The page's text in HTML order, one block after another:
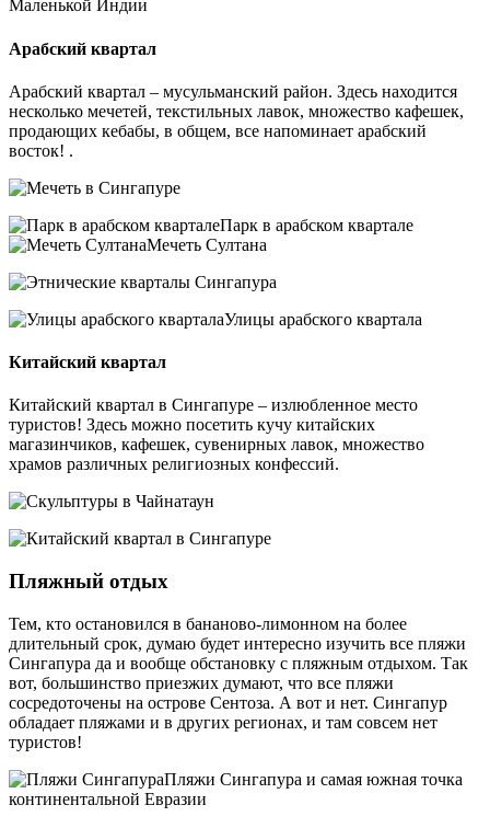
Маленькой Индии
Арабский квартал
Арабский квартал – мусульманский район. Здесь находится
несколько мечетей, текстильных лавок, множество кафешек,
продающих кебабы, в общем, все напоминает арабский
восток! .
Парк в арабском квартале
Мечеть Султана
Улицы арабского квартала
Китайский квартал
Китайский квартал в Сингапуре – излюбленное место
туристов! Здесь можно посетить кучу китайских
магазинчиков, кафешек, сувенирных лавок, множество
храмов различных религиозных конфессий.
Пляжный отдых
Тем, кто остановился в бананово-лимонном на более
длительный срок, думаю будет интересно изучить все пляжи
Сингапура да и вообще обстановку с пляжным отдыхом. Так
вот, большинство приезжих думают, что все пляжи
сосредоточены на острове Сентоза. А вот и нет. Сингапур
обладает пляжами и в других регионах, и там совсем нет
туристов!
Пляжи Сингапура и самая южная точка
континентальной Евразии